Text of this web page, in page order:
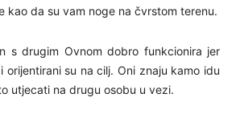
kao da su vam noge na čvrstom terenu.
s drugim Ovnom dobro funkcionira jer
orijentirani su na cilj. Oni znaju kamo idu
utjecati na drugu osobu u vezi.